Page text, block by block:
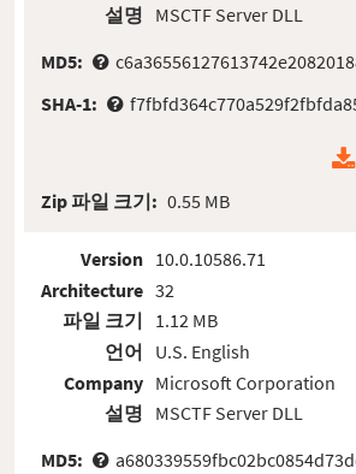
설명 MSCTF Server DLL
MD5:
SHA-1:
Zip 파일 크기: 0.55 MB
Version
Architecture
파일 크기
언어
Company
설명
10.0.10586.71
32
1.12 MB
U.S. English
Microsoft Corporation
MSCTF Server DLL
MD5: